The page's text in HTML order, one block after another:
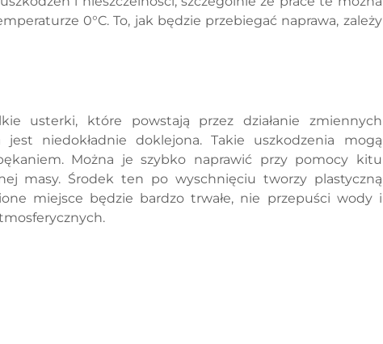
0°C. To, jak będzie przebiegać naprawa, zależy
usterki, które powstają przez działanie zmiennych
niedokładnie doklejona. Takie uszkodzenia mogą
Można je szybko naprawić przy pomocy kitu
masy. Środek ten po wyschnięciu tworzy plastyczną
miejsce będzie bardzo trwałe, nie przepuści wody i